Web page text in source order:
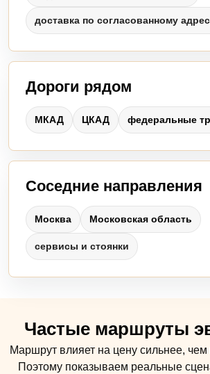
доставка по согласованному
Дороги рядом
МКАД ЦКАД федеральные
Соседние направления
Москва Московская область
сервисы и стоянки
Частые маршруты
Маршрут влияет на цену сильнее,
Поэтому показываем реальные